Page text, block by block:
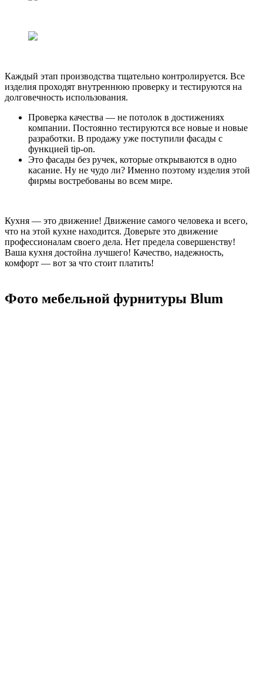
Каждый этап производства тщательно контролируется. Все
изделия проходят внутреннюю проверку и тестируются на
долговечность использования.
Проверка качества — не потолок в достижениях
компании. Постоянно тестируются все новые и новые
разработки. В продажу уже поступили фасады с
функцией tip-on.
Это фасады без ручек, которые открываются в одно
касание. Ну не чудо ли? Именно поэтому изделия этой
фирмы востребованы во всем мире.
Кухня — это движение! Движение самого человека и всего,
что на этой кухне находится. Доверьте это движение
профессионалам своего дела. Нет предела совершенству!
Ваша кухня достойна лучшего! Качество, надежность,
комфорт — вот за что стоит платить!
Фото мебельной фурнитуры Blum